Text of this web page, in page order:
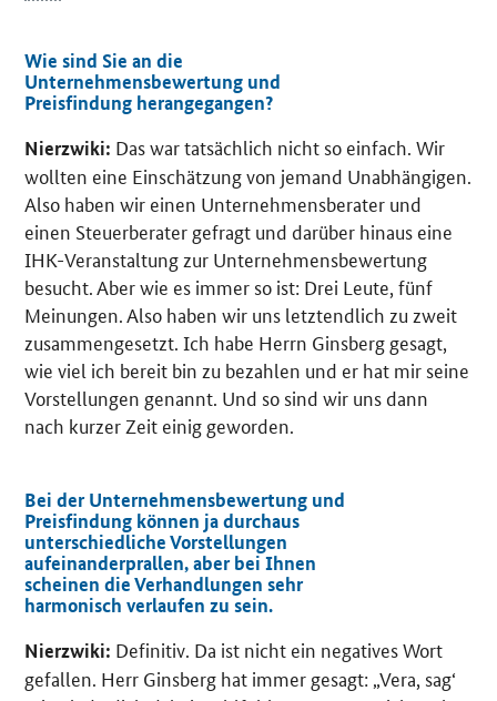
Wie sind Sie an die
Unternehmensbewertung und
Preisfindung herangegangen?
Nierzwiki: Das war tatsächlich nicht so einfach. Wir
wollten eine Einschätzung von jemand Unabhängigen.
Also haben wir einen Unternehmensberater und
einen Steuerberater gefragt und darüber hinaus eine
IHK-Veranstaltung zur Unternehmensbewertung
besucht. Aber wie es immer so ist: Drei Leute, fünf
Meinungen. Also haben wir uns letztendlich zu zweit
zusammengesetzt. Ich habe Herrn Ginsberg gesagt,
wie viel ich bereit bin zu bezahlen und er hat mir seine
Vorstellungen genannt. Und so sind wir uns dann
nach kurzer Zeit einig geworden.
Bei der Unternehmensbewertung und
Preisfindung können ja durchaus
unterschiedliche Vorstellungen
aufeinanderprallen, aber bei Ihnen
scheinen die Verhandlungen sehr
harmonisch verlaufen zu sein.
Nierzwiki: Definitiv. Da ist nicht ein negatives Wort
gefallen. Herr Ginsberg hat immer gesagt: „Vera, sag‘